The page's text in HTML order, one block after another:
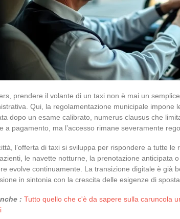
prendere il volante di un taxi non è mai un
Qui, la regolamentazione municipale impone
dopo un esame calibrato, numerus clausus che
a pagamento, ma l’accesso rimane severamente
l’offerta di taxi si sviluppa per rispondere a tutte
le navette notturne, la prenotazione anticipata
evolve continuamente. La transizione digitale è già
in sintonia con la crescita delle esigenze di
: Tutto quello che c'è da sapere sulla caruncola